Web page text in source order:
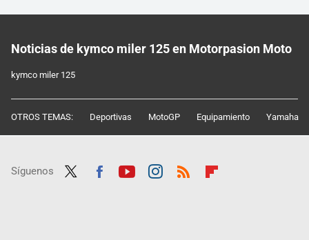
Noticias de kymco miler 125 en Motorpasion Moto
kymco miler 125
OTROS TEMAS: Deportivas MotoGP Equipamiento Yamaha
Síguenos